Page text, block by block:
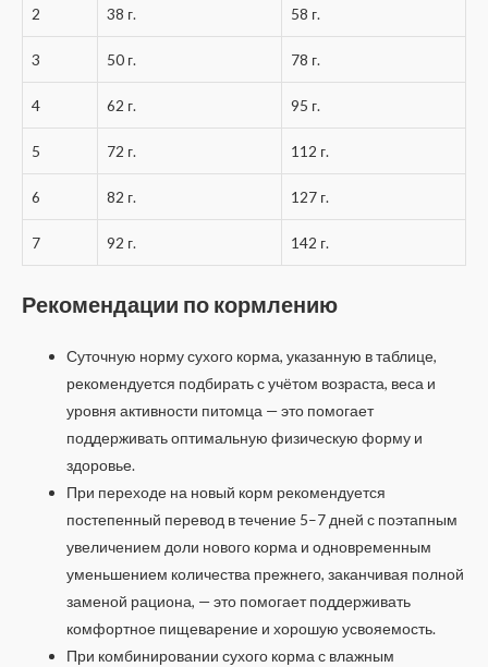
2 38 г. 58 г.
3 50 г. 78 г.
4 62 г. 95 г.
5 72 г. 112 г.
6 82 г. 127 г.
7 92 г. 142 г.
Рекомендации по кормлению
Суточную норму сухого корма, указанную в таблице,
рекомендуется подбирать с учётом возраста, веса и
уровня активности питомца — это помогает
поддерживать оптимальную физическую форму и
здоровье.
При переходе на новый корм рекомендуется
постепенный перевод в течение 5–7 дней с поэтапным
увеличением доли нового корма и одновременным
уменьшением количества прежнего, заканчивая полной
заменой рациона, — это помогает поддерживать
комфортное пищеварение и хорошую усвояемость.
При комбинировании сухого корма с влажным